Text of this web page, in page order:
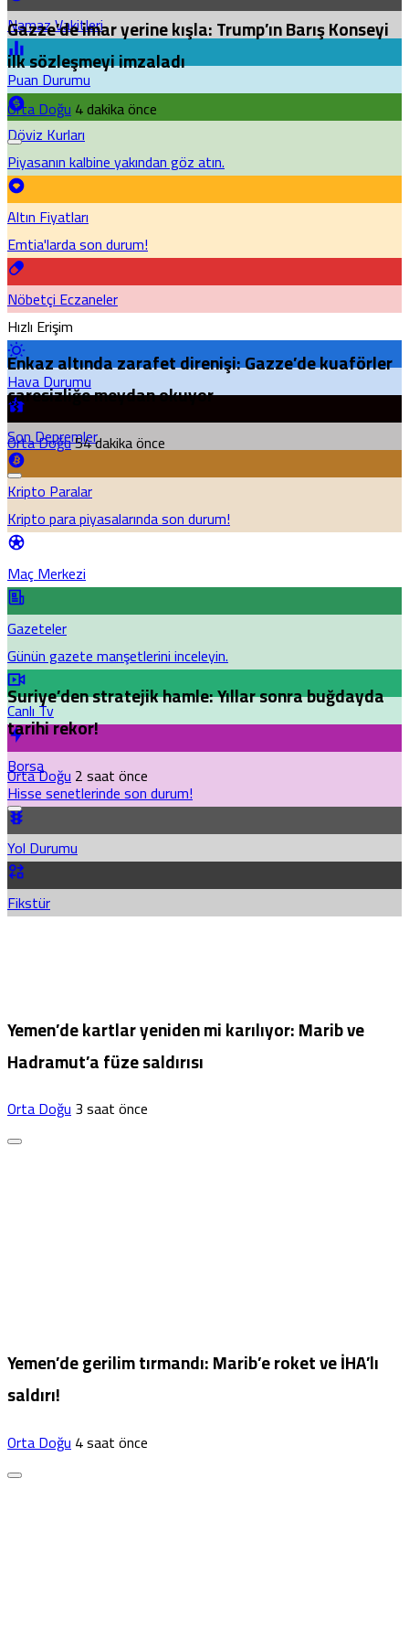
Namaz Vakitleri
Puan Durumu
Döviz Kurları
Piyasanın kalbine yakından göz atın.
Altın Fiyatları
Emtia'larda son durum!
Nöbetçi Eczaneler
Hızlı Erişim
Hava Durumu
Son Depremler
Kripto Paralar
Kripto para piyasalarında son durum!
Maç Merkezi
Gazeteler
Günün gazete manşetlerini inceleyin.
Canlı Tv
Borsa
Hisse senetlerinde son durum!
Yol Durumu
Fikstür
Gazze’de imar yerine kışla: Trump’ın Barış Konseyi
ilk sözleşmeyi imzaladı
Orta Doğu4 dakika önce
Enkaz altında zarafet direnişi: Gazze’de kuaförler
çaresizliğe meydan okuyor
Orta Doğu54 dakika önce
Suriye’den stratejik hamle: Yıllar sonra buğdayda
tarihi rekor!
Orta Doğu2 saat önce
Yemen’de kartlar yeniden mi karılıyor: Marib ve
Hadramut’a füze saldırısı
Orta Doğu3 saat önce
Yemen’de gerilim tırmandı: Marib’e roket ve İHA’lı
saldırı!
Orta Doğu4 saat önce